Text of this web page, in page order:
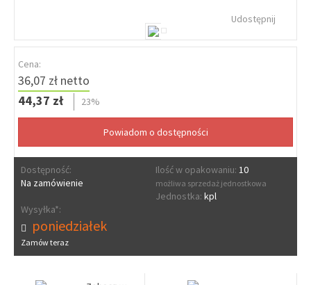
Udostępnij
Cena:
36,07 zł netto
44,37 zł
23%
Dostępność:
Na zamówienie
Ilość w opakowaniu: 10
możliwa sprzedaż jednostkowa
Jednostka: kpl
Wysyłka*:
poniedziałek
Zamów teraz